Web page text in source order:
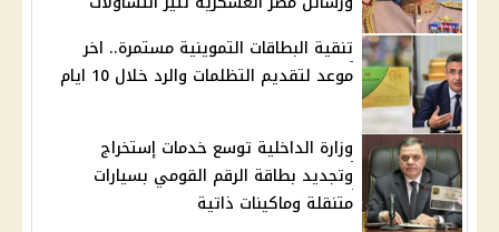
تنقية البطاقات التموينية مستمرة.. اخر
موعد لتقديم التظلمات والرد خلال 10 ايام
وزارة الداخلية توسع خدمات إستخراج
وتجديد بطاقة الرقم القومي بسيارات
متنقلة وماكينات ذاتية